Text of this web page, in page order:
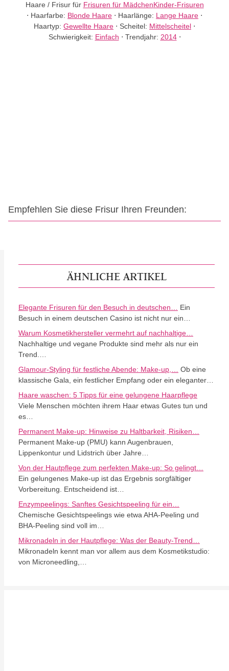
Haare / Frisur für Frisuren für MädchenKinder-Frisuren
⋅ Haarfarbe: Blonde Haare ⋅ Haarlänge: Lange Haare ⋅
Haartyp: Gewellte Haare ⋅ Scheitel: Mittelscheitel ⋅
Schwierigkeit: Einfach ⋅ Trendjahr: 2014⋅
Empfehlen Sie diese Frisur Ihren Freunden:
ÄHNLICHE ARTIKEL
Elegante Frisuren für den Besuch in deutschen…
Ein
Besuch in einem deutschen Casino ist nicht nur ein…
Warum Kosmetikhersteller vermehrt auf nachhaltige…
Nachhaltige und vegane Produkte sind mehr als nur ein
Trend.…
Glamour-Styling für festliche Abende: Make-up,…
Ob eine
klassische Gala, ein festlicher Empfang oder ein eleganter…
Haare waschen: 5 Tipps für eine gelungene Haarpflege
Viele Menschen möchten ihrem Haar etwas Gutes tun und
es…
Permanent Make-up: Hinweise zu Haltbarkeit, Risiken…
Permanent Make-up (PMU) kann Augenbrauen,
Lippenkontur und Lidstrich über Jahre…
Von der Hautpflege zum perfekten Make-up: So gelingt…
Ein gelungenes Make-up ist das Ergebnis sorgfältiger
Vorbereitung. Entscheidend ist…
Enzympeelings: Sanftes Gesichtspeeling für ein…
Chemische Gesichtspeelings wie etwa AHA-Peeling und
BHA-Peeling sind voll im…
Mikronadeln in der Hautpflege: Was der Beauty-Trend…
Mikronadeln kennt man vor allem aus dem Kosmetikstudio:
von Microneedling,…